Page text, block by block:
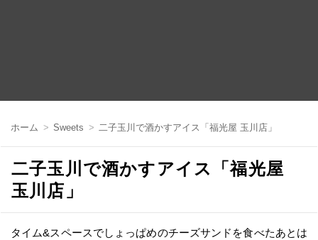
ン
ホーム Sweets 二子玉川で酒かすアイス「福光屋 玉川店」
二子玉川で酒かすアイス「福光屋
玉川店」
タイム&スペースでしょっぱめのチーズサンドを食べたあとは